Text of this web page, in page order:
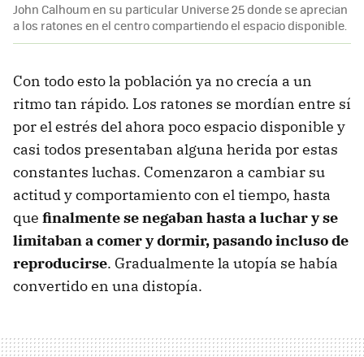
John Calhoum en su particular Universe 25 donde se aprecian
a los ratones en el centro compartiendo el espacio disponible.
Con todo esto la población ya no crecía a un
ritmo tan rápido. Los ratones se mordían entre sí
por el estrés del ahora poco espacio disponible y
casi todos presentaban alguna herida por estas
constantes luchas. Comenzaron a cambiar su
actitud y comportamiento con el tiempo, hasta
que finalmente se negaban hasta a luchar y se
limitaban a comer y dormir, pasando incluso de
reproducirse. Gradualmente la utopía se había
convertido en una distopía.